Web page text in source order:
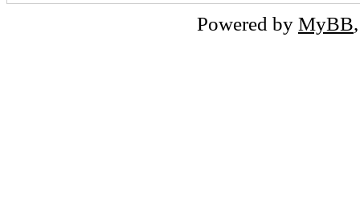
Powered by MyBB